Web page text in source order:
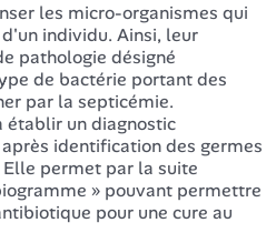
les micro-organismes qui
individu. Ainsi, leur
pathologie désigné
de bactérie portant des
par la septicémie.
établir un diagnostic
identification des germes
permet par la suite
» pouvant permettre
pour une cure au